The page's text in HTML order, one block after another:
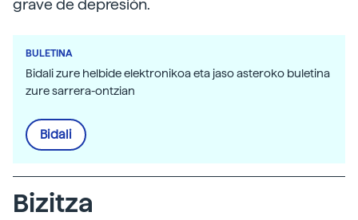
grave de depresión.
BULETINA
Bidali zure helbide elektronikoa eta jaso asteroko buletina
zure sarrera-ontzian
Bidali
Bizitza